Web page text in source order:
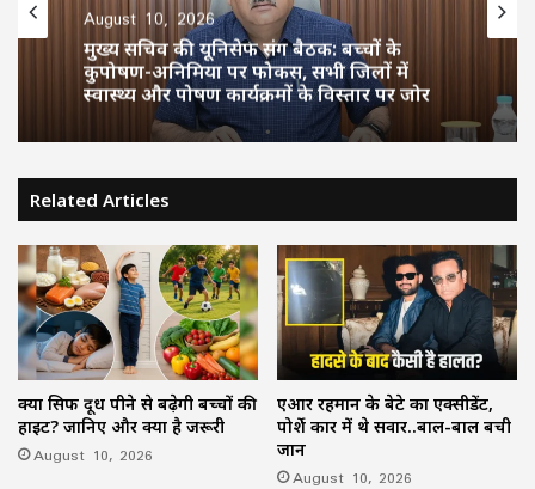
August 10, 2026
मुख्य सचिव की यूनिसेफ संग बैठक: बच्चों के
कुपोषण-अनिमिया पर फोकस, सभी जिलों में
स्वास्थ्य और पोषण कार्यक्रमों के विस्तार पर जोर
Related Articles
क्या सिर्फ दूध पीने से बढ़ेगी बच्चों की
हाइट? जानिए और क्या है जरूरी
August 10, 2026
एआर रहमान के बेटे का एक्सीडेंट,
पोर्शे कार में थे सवार..बाल-बाल बची
जान
August 10, 2026